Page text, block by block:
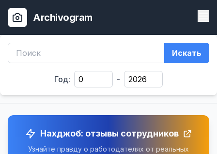
Archivogram
Искать
Год: -
Нахджоб: отзывы сотрудников
Узнайте правду о работодателях от реальных